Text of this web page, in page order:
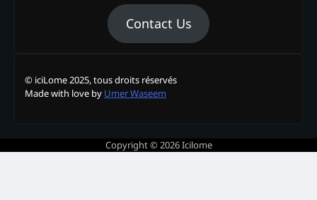
Contact Us
© iciLome 2025, tous droits réservés
Made with love by Umer Waseem
Copyright © 2026Icilome